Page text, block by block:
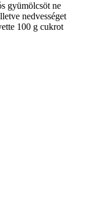
gyümölcsöt ne
nedvességet
100 g cukrot